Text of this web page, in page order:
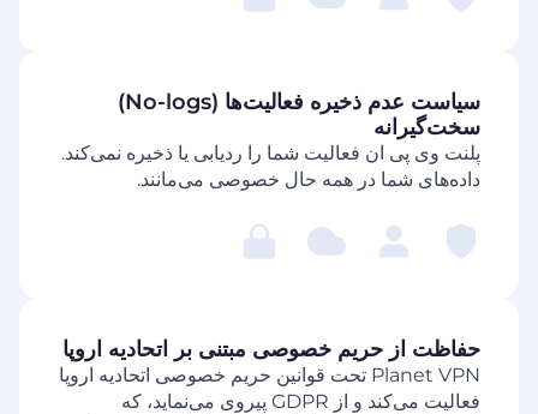
سیاست عدم ذخیره فعالیت‌ها (No-logs)
سخت‌گیرانه
پلنت وی پی ان فعالیت شما را ردیابی یا ذخیره نمی‌کند.
داده‌های شما در همه حال خصوصی می‌مانند.
حفاظت از حریم خصوصی مبتنی بر اتحادیه اروپا
Planet VPN تحت قوانین حریم خصوصی اتحادیه اروپا
فعالیت می‌کند و از GDPR پیروی می‌نماید، که